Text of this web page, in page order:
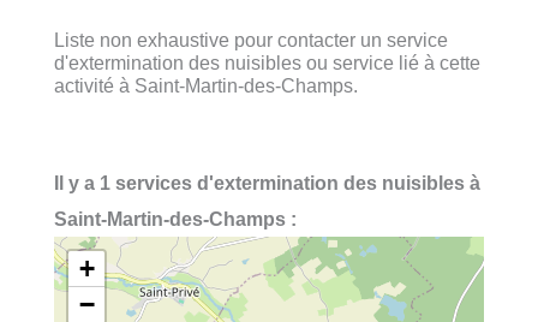
Liste non exhaustive pour contacter un service
d'extermination des nuisibles ou service lié à cette
activité à Saint-Martin-des-Champs.
Il y a 1 services d'extermination des nuisibles à
Saint-Martin-des-Champs :
+
−